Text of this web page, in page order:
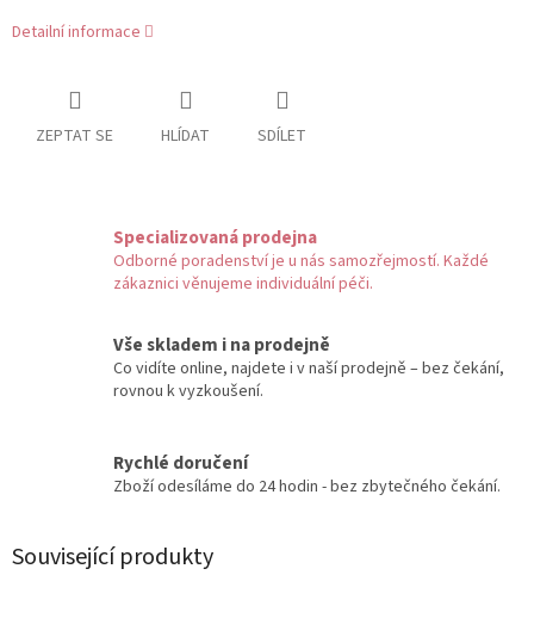
Detailní informace
ZEPTAT SE HLÍDAT SDÍLET
Specializovaná prodejna
Odborné poradenství je u nás samozřejmostí. Každé
zákaznici věnujeme individuální péči.
Vše skladem i na prodejně
Co vidíte online, najdete i v naší prodejně – bez čekání,
rovnou k vyzkoušení.
Rychlé doručení
Zboží odesíláme do 24 hodin - bez zbytečného čekání.
Související produkty